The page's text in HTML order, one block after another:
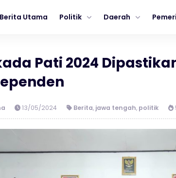
Berita Utama Politik Daerah
Pati 2024
13/05/2024 Berita, jawa tengah, politik